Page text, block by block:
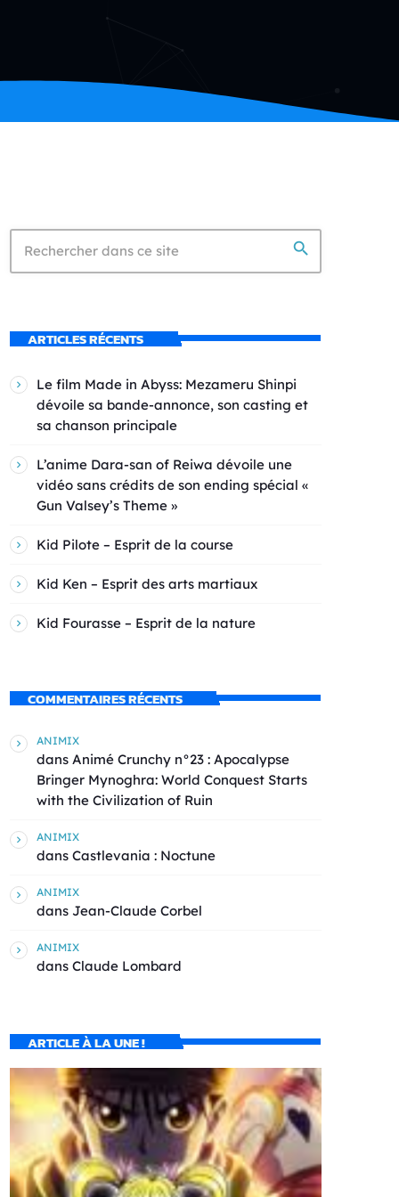
search
ARTICLES RÉCENTS
Le film Made in Abyss: Mezameru Shinpi
dévoile sa bande-annonce, son casting et
sa chanson principale
L’anime Dara-san of Reiwa dévoile une
vidéo sans crédits de son ending spécial «
Gun Valsey’s Theme »
Kid Pilote – Esprit de la course
Kid Ken – Esprit des arts martiaux
Kid Fourasse – Esprit de la nature
COMMENTAIRES RÉCENTS
ANIMIX
dans Animé Crunchy n°23 : Apocalypse
Bringer Mynoghra: World Conquest Starts
with the Civilization of Ruin
ANIMIX
dans Castlevania : Noctune
ANIMIX
dans Jean-Claude Corbel
ANIMIX
dans Claude Lombard
ARTICLE À LA UNE !